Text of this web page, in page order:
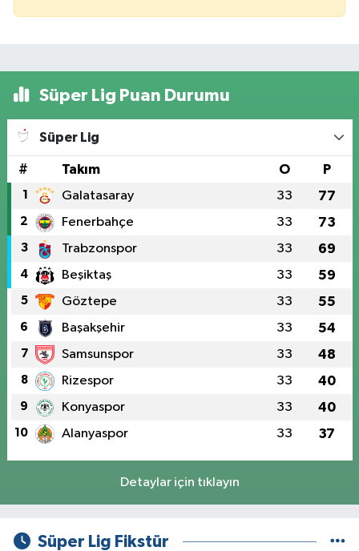
Süper Lig Puan Durumu
Süper Lig
# Takım O P
1 Galatasaray 33 77
2 Fenerbahçe 33 73
3 Trabzonspor 33 69
4 Beşiktaş 33 59
5 Göztepe 33 55
6 Başakşehir 33 54
7 Samsunspor 33 48
8 Rizespor 33 40
9 Konyaspor 33 40
10 Alanyaspor 33 37
Detaylar için tıklayın
Süper Lig Fikstür